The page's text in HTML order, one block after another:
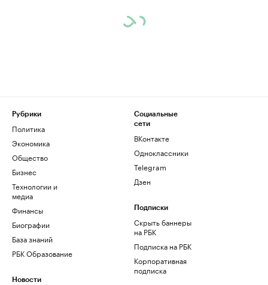
Рубрики
Политика
Экономика
Общество
Бизнес
Технологии и
медиа
Финансы
Биографии
База знаний
РБК Образование
Новости
Социальные
сети
ВКонтакте
Одноклассники
Telegram
Дзен
Подписки
Скрыть баннеры
на РБК
Подписка на РБК
Корпоративная
подписка